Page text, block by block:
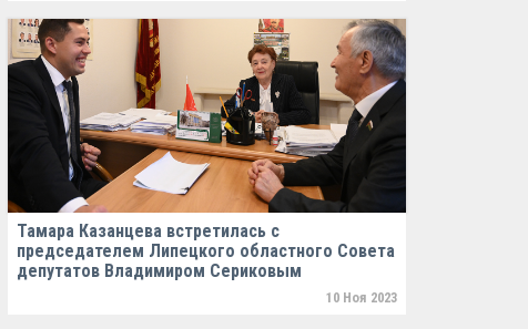
Тамара Казанцева встретилась с
председателем Липецкого областного Совета
депутатов Владимиром Сериковым
10 Ноя 2023